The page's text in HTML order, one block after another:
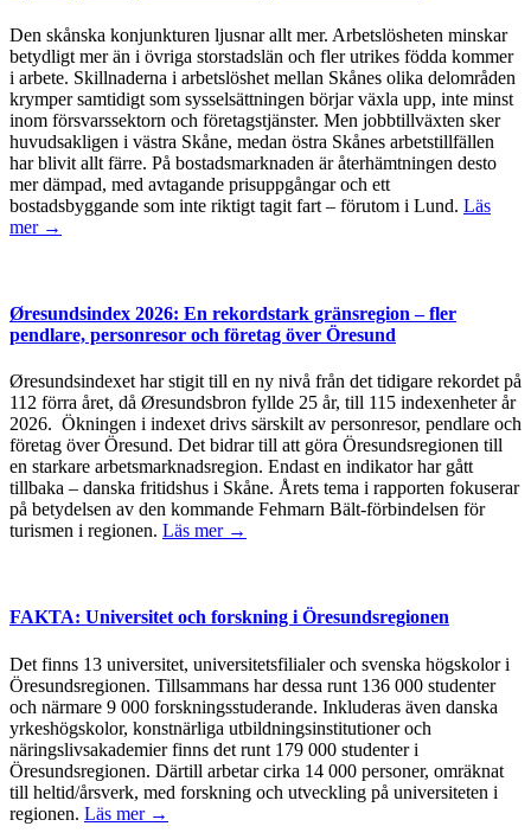
Den skånska konjunkturen ljusnar allt mer. Arbetslösheten minskar
betydligt mer än i övriga storstadslän och fler utrikes födda kommer
i arbete. Skillnaderna i arbetslöshet mellan Skånes olika delområden
krymper samtidigt som sysselsättningen börjar växla upp, inte minst
inom försvarssektorn och företagstjänster. Men jobbtillväxten sker
huvudsakligen i västra Skåne, medan östra Skånes arbetstillfällen
har blivit allt färre. På bostadsmarknaden är återhämtningen desto
mer dämpad, med avtagande prisuppgångar och ett
bostadsbyggande som inte riktigt tagit fart – förutom i Lund. Läs
mer →
Øresundsindex 2026: En rekordstark gränsregion – fler
pendlare, personresor och företag över Öresund
Øresundsindexet har stigit till en ny nivå från det tidigare rekordet på
112 förra året, då Øresundsbron fyllde 25 år, till 115 indexenheter år
2026. Ökningen i indexet drivs särskilt av personresor, pendlare och
företag över Öresund. Det bidrar till att göra Öresundsregionen till
en starkare arbetsmarknadsregion. Endast en indikator har gått
tillbaka – danska fritidshus i Skåne. Årets tema i rapporten fokuserar
på betydelsen av den kommande Fehmarn Bält-förbindelsen för
turismen i regionen. Läs mer →
FAKTA: Universitet och forskning i Öresundsregionen
Det finns 13 universitet, universitetsfilialer och svenska högskolor i
Öresundsregionen. Tillsammans har dessa runt 136 000 studenter
och närmare 9 000 forskningsstuderande. Inkluderas även danska
yrkeshögskolor, konstnärliga utbildningsinstitutioner och
näringslivsakademier finns det runt 179 000 studenter i
Öresundsregionen. Därtill arbetar cirka 14 000 personer, omräknat
till heltid/årsverk, med forskning och utveckling på universiteten i
regionen. Läs mer →